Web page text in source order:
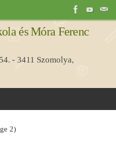
és Móra Ferenc
- 3411 Szomolya,
2)